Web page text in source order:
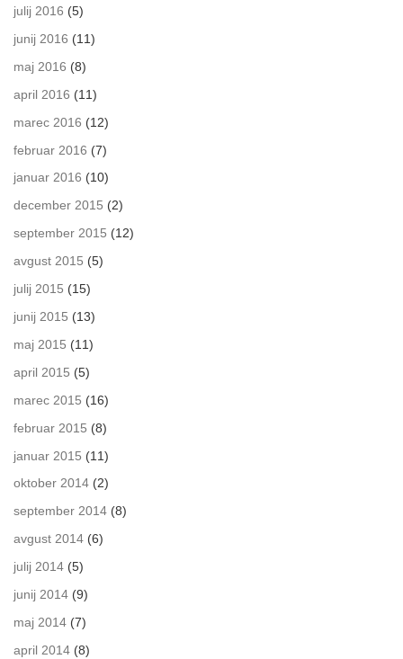
julij 2016 (5)
junij 2016 (11)
maj 2016 (8)
april 2016 (11)
marec 2016 (12)
februar 2016 (7)
januar 2016 (10)
december 2015 (2)
september 2015 (12)
avgust 2015 (5)
julij 2015 (15)
junij 2015 (13)
maj 2015 (11)
april 2015 (5)
marec 2015 (16)
februar 2015 (8)
januar 2015 (11)
oktober 2014 (2)
september 2014 (8)
avgust 2014 (6)
julij 2014 (5)
junij 2014 (9)
maj 2014 (7)
april 2014 (8)